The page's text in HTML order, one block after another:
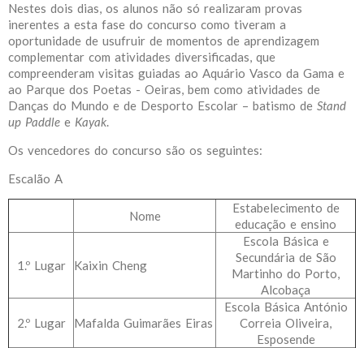
Nestes dois dias, os alunos não só realizaram provas
inerentes a esta fase do concurso como tiveram a
oportunidade de usufruir de momentos de aprendizagem
complementar com atividades diversificadas, que
compreenderam visitas guiadas ao Aquário Vasco da Gama e
ao Parque dos Poetas - Oeiras, bem como atividades de
Danças do Mundo e de Desporto Escolar – batismo de Stand
up Paddle e Kayak.
Os vencedores do concurso são os seguintes:
Escalão A
Nome
Estabelecimento de
educação e ensino
1.º Lugar Kaixin Cheng
Escola Básica e
Secundária de São
Martinho do Porto,
Alcobaça
2.º Lugar Mafalda Guimarães Eiras
Escola Básica António
Correia Oliveira,
Esposende